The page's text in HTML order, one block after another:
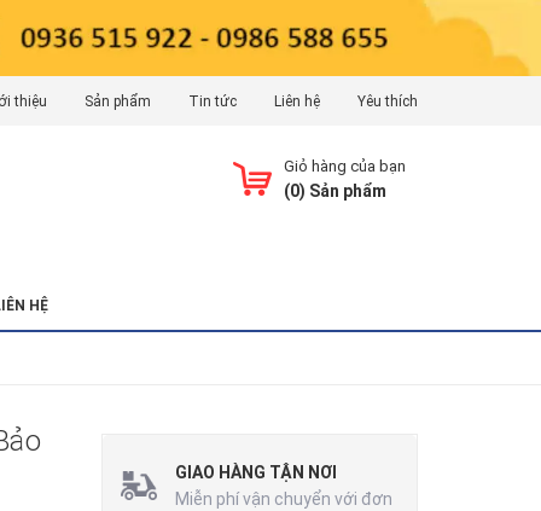
thiệu Sản phẩm Tin tức Liên hệ Yêu thích
Giỏ hàng của bạn
(0) Sản phẩm
HỆ
GIAO HÀNG TẬN NƠI
Miễn phí vận chuyển với đơn